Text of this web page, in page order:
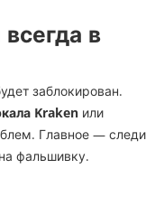
в
заблокирован.
Kraken или
Главное — следи
фальшивку.